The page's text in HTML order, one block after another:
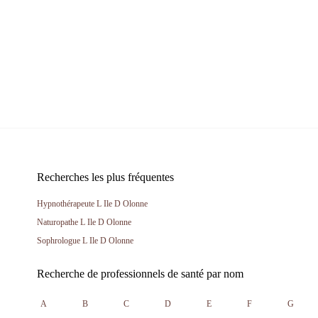
Recherches les plus fréquentes
Hypnothérapeute L Ile D Olonne
Naturopathe L Ile D Olonne
Sophrologue L Ile D Olonne
Recherche de professionnels de santé par nom
A B C D E F G